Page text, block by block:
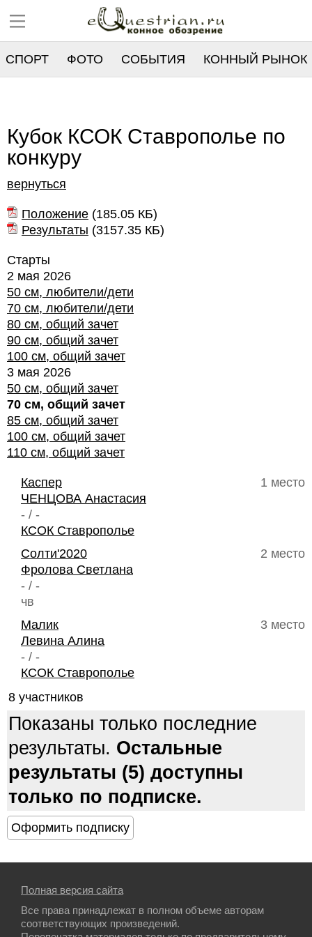
СПОРТ ФОТО СОБЫТИЯ КОННЫЙ РЫНОК
Кубок КСОК Ставрополье по
конкуру
вернуться
Положение (185.05 КБ)
Результаты (3157.35 КБ)
Старты
2 мая 2026
50 см, любители/дети
70 см, любители/дети
80 см, общий зачет
90 см, общий зачет
100 см, общий зачет
3 мая 2026
50 см, общий зачет
70 см, общий зачет
85 см, общий зачет
100 см, общий зачет
110 см, общий зачет
1 место
Каспер
ЧЕНЦОВА Анастасия
- / -
КСОК Ставрополье
2 место
Солти'2020
Фролова Светлана
- / -
чв
3 место
Малик
Левина Алина
- / -
КСОК Ставрополье
8 участников
Показаны только последние
результаты. Остальные
результаты (5) доступны
только по подписке.
Полная версия сайта
Все права принадлежат в полном объеме авторам
соответствующих произведений.